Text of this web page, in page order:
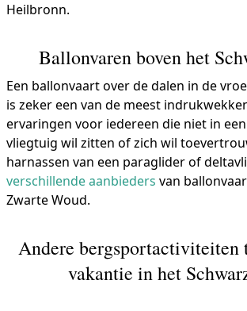
Heilbronn.
Ballonvaren boven het
Een ballonvaart over de dalen in de
is zeker een van de meest
ervaringen voor iedereen die niet in
vliegtuig wil zitten of zich wil
harnassen van een paraglider of
verschillende aanbieders van
Zwarte Woud.
Andere bergsportactiviteiten
vakantie in het